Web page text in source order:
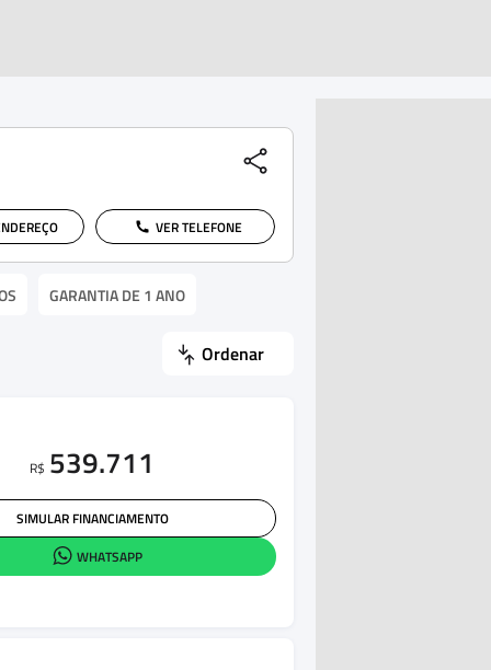
VER TELEFONE
GARANTIA DE 1 ANO
Ordenar
R$ 539.711
SIMULAR FINANCIAMENTO
WHATSAPP